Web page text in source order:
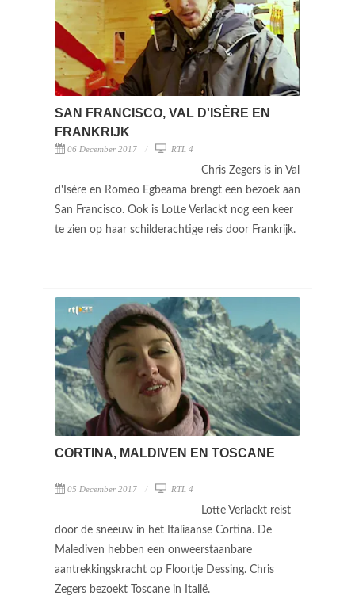
SAN FRANCISCO, VAL D'ISÈRE EN
FRANKRIJK
06 December 2017 RTL 4
Chris Zegers is in Val
d'Isère en Romeo Egbeama brengt een bezoek aan
San Francisco. Ook is Lotte Verlackt nog een keer
te zien op haar schilderachtige reis door Frankrijk.
CORTINA, MALDIVEN EN TOSCANE
05 December 2017 RTL 4
Lotte Verlackt reist
door de sneeuw in het Italiaanse Cortina. De
Malediven hebben een onweerstaanbare
aantrekkingskracht op Floortje Dessing. Chris
Zegers bezoekt Toscane in Italië.